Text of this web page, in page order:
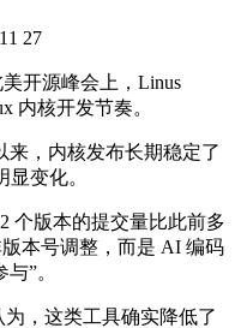
27
开源峰会上，Linus
内核开发节奏。
来，内核发布长期稳定了
变化。
个版本的提交量比此前多
本号调整，而是 AI 编码
”。
，这类工具确实降低了